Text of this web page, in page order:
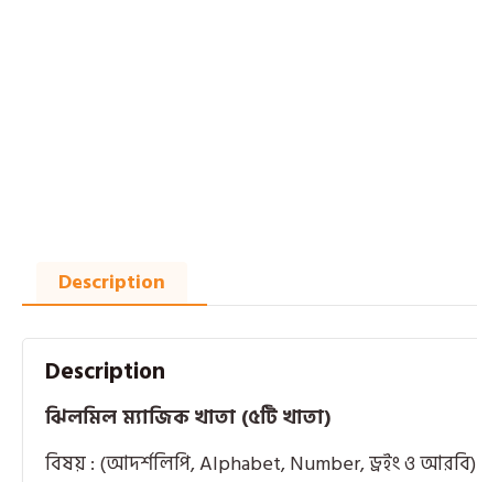
Description
Description
ঝিলমিল ম্যাজিক খাতা (৫টি খাতা)
বিষয় : (আদর্শলিপি, Alphabet, Number, ড্রইং ও আরবি)